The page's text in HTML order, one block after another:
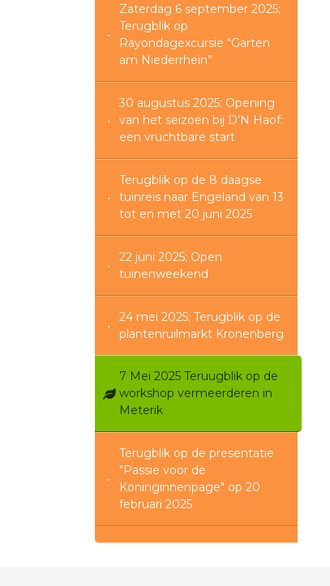
Zaterdag 6 september 2025;
Terugblik op
Rayondagexcursie “Garten
am Niederrhein”
30 augustus 2025: Opening
van het seizoen bij D’N Haof:
een vruchtbare start
Terugblik op de 8 daagse
tuinreis naar Engeland van 13
tot en met 20 juni 2025
22 juni 2025; Open
tuinenweekend
24 mei 2025; Terugblik op de
plantenruilmarkt Kronenberg
7 Mei 2025 Teruugblik op de
workshop vermeerderen in
Meterik
Terugblik op de presentatie
"Passie voor de
Koninginnenpage" op 20
februari 2025